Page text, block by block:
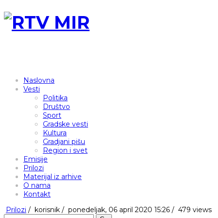
Naslovna
Vesti
Politika
Društvo
Sport
Gradske vesti
Kultura
Gradjani pišu
Region i svet
Emisije
Prilozi
Materijal iz arhive
O nama
Kontakt
Prilozi / korisnik / ponedeljak, 06 april 2020 15:26 / 479 views